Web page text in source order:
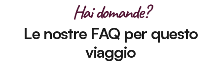
Hai domande?
Le nostre FAQ per questo
viaggio